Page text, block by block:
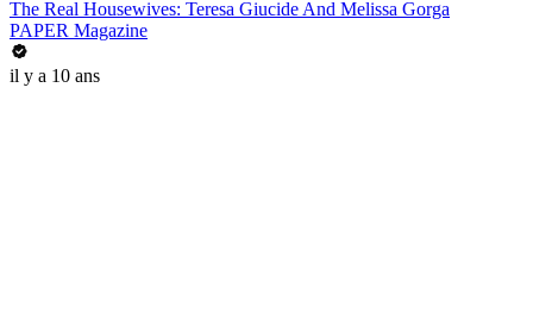
The Real Housewives: Teresa Giucide And Melissa Gorga
PAPER Magazine
il y a 10 ans